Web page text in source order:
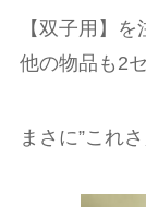
【双子用】
他の物品も2
まさに”これ